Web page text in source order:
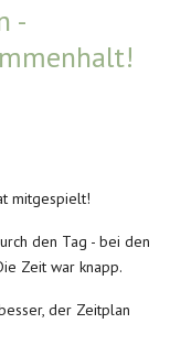
-
mitgespielt!
den Tag - bei den
Zeit war knapp.
der Zeitplan